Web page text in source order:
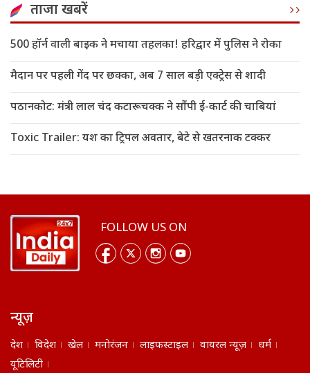
ताजा खबरें
500 हॉर्न वाली बाइक ने मचाया तहलका! हरिद्वार में पुलिस ने रोका
मैदान पर पहली गेंद पर छक्का, अब 7 साल बड़ी एक्ट्रेस से शादी
पठानकोट: मंत्री लाल चंद कटारूचक्क ने सौंपी ई-कार्ट की चाबियां
Toxic Trailer: यश का ट्रिपल अवतार, बेटे से खतरनाक टक्कर
FOLLOW US ON
न्यूज़
देश विदेश खेल मनोरंजन लाइफस्टाइल वायरल न्यूज़
धर्म
यूटिलिटी